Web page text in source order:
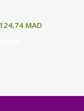
124,74 MAD